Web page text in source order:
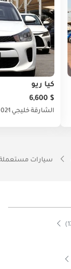
كيا ريو
$ 6,600
الشارقة خليجي
سيارات